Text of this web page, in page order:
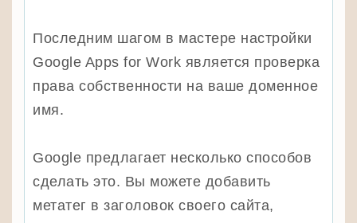
Последним шагом в мастере настройки
Google Apps for Work является проверка
права собственности на ваше доменное
имя.
Google предлагает несколько способов
сделать это. Вы можете добавить
метатег в заголовок своего сайта,